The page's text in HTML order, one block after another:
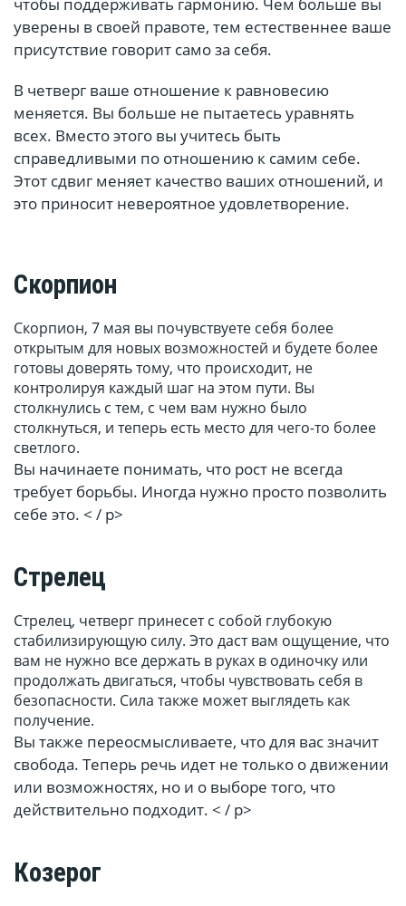
чтобы поддерживать гармонию. Чем больше вы
уверены в своей правоте, тем естественнее ваше
присутствие говорит само за себя.
В четверг ваше отношение к равновесию
меняется. Вы больше не пытаетесь уравнять
всех. Вместо этого вы учитесь быть
справедливыми по отношению к самим себе.
Этот сдвиг меняет качество ваших отношений, и
это приносит невероятное удовлетворение.
Скорпион
Скорпион, 7 мая вы почувствуете себя более
открытым для новых возможностей и будете более
готовы доверять тому, что происходит, не
контролируя каждый шаг на этом пути. Вы
столкнулись с тем, с чем вам нужно было
столкнуться, и теперь есть место для чего-то более
светлого.
Вы начинаете понимать, что рост не всегда
требует борьбы. Иногда нужно просто позволить
себе это. < / p>
Стрелец
Стрелец, четверг принесет с собой глубокую
стабилизирующую силу. Это даст вам ощущение, что
вам не нужно все держать в руках в одиночку или
продолжать двигаться, чтобы чувствовать себя в
безопасности. Сила также может выглядеть как
получение.
Вы также переосмысливаете, что для вас значит
свобода. Теперь речь идет не только о движении
или возможностях, но и о выборе того, что
действительно подходит. < / p>
Козерог